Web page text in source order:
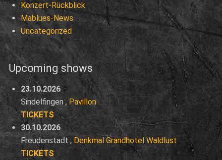
Konzert-Rückblick
Mablues-News
Uncategorized
Upcoming shows
23.10.2026
Sindelfingen , Pavillon
TICKETS
30.10.2026
Freudenstadt , Denkmal Grandhotel Waldlust
TICKETS